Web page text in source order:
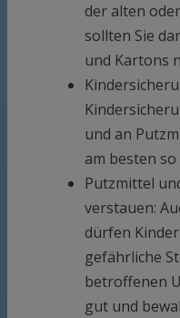
der alten
sollten Sie
und Kartons
und an
am besten
Putzmittel
verstauen:
dürfen
gefährliche
betroffenen
gut und